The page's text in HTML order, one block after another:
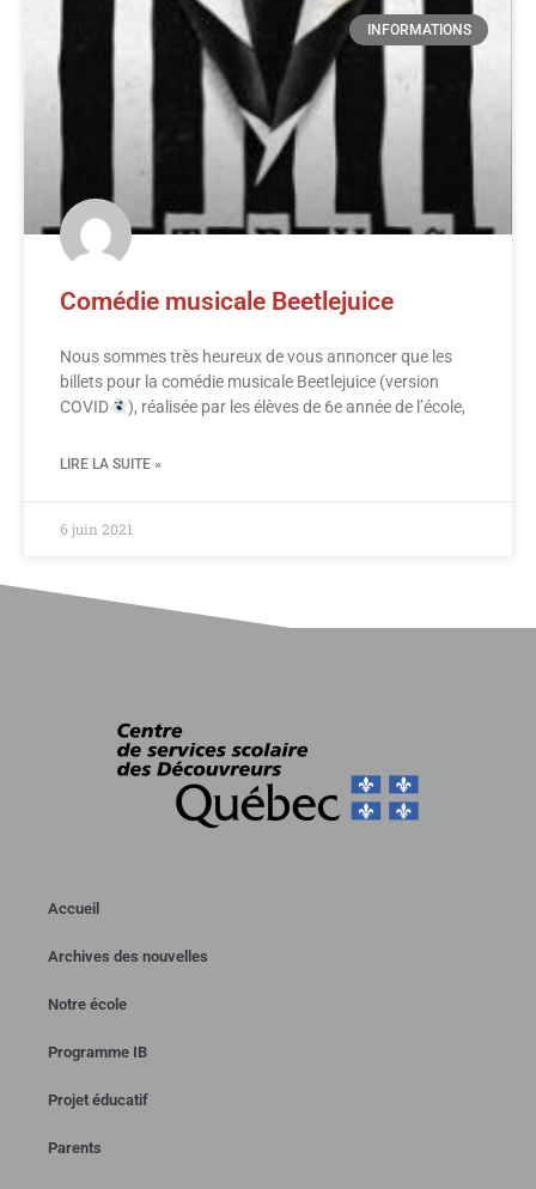
INFORMATIONS
Comédie musicale Beetlejuice
Nous sommes très heureux de vous annoncer que les
billets pour la comédie musicale Beetlejuice (version
COVID
), réalisée par les élèves de 6e année de l’école,
LIRE LA SUITE »
6 juin 2021
Accueil
Archives des nouvelles
Notre école
Programme IB
Projet éducatif
Parents